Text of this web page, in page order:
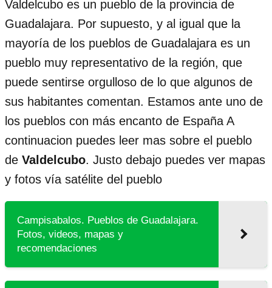
Valdelcubo es un pueblo de la provincia de
Guadalajara. Por supuesto, y al igual que la
mayoría de los pueblos de Guadalajara es un
pueblo muy representativo de la región, que
puede sentirse orgulloso de lo que algunos de
sus habitantes comentan. Estamos ante uno de
los pueblos con más encanto de España A
continuacion puedes leer mas sobre el pueblo
de Valdelcubo. Justo debajo puedes ver mapas
y fotos vía satélite del pueblo
Campisabalos. Pueblos de Guadalajara.
Fotos, videos, mapas y
recomendaciones